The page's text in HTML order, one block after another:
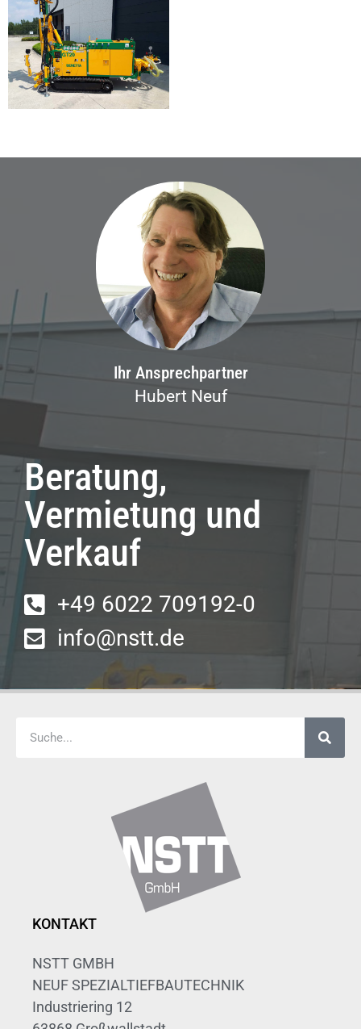
Ihr Ansprechpartner
Hubert Neuf
Beratung,
Vermietung und
Verkauf
+49 6022 709192-0
info@nstt.de
KONTAKT
NSTT GMBH
NEUF SPEZIALTIEFBAUTECHNIK
Industriering 12